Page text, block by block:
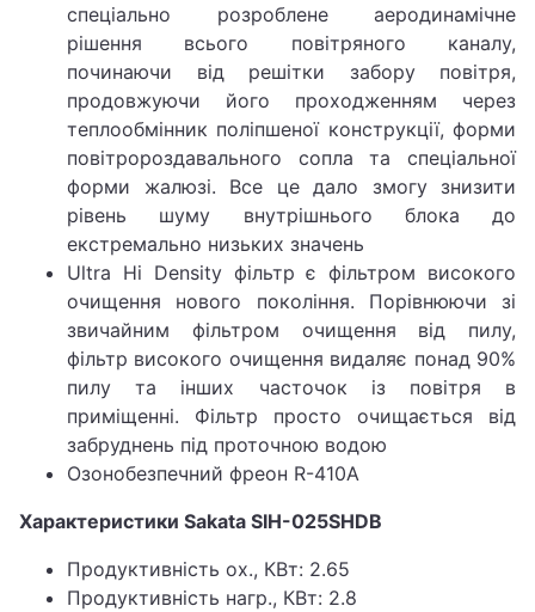
спеціально розроблене аеродинамічне
рішення всього повітряного каналу,
починаючи від решітки забору повітря,
продовжуючи його проходженням через
теплообмінник поліпшеної конструкції, форми
повітророздавального сопла та спеціальної
форми жалюзі. Все це дало змогу знизити
рівень шуму внутрішнього блока до
екстремально низьких значень
Ultra Hi Density фільтр є фільтром високого
очищення нового покоління. Порівнюючи зі
звичайним фільтром очищення від пилу,
фільтр високого очищення видаляє понад 90%
пилу та інших часточок із повітря в
приміщенні. Фільтр просто очищається від
забруднень під проточною водою
Озонобезпечний фреон R-410A
Характеристики Sakata SIH-025SHDB
Продуктивність ох., КВт: 2.65
Продуктивність нагр., КВт: 2.8